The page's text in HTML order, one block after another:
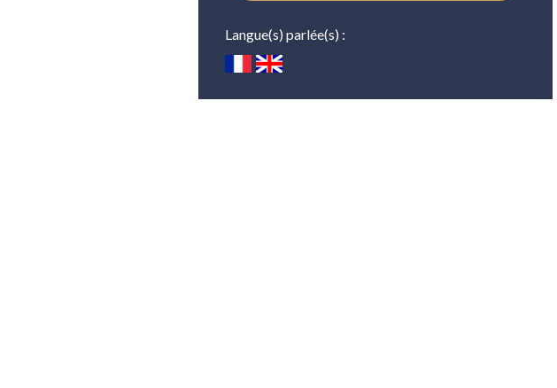
Langue(s) parlée(s) :